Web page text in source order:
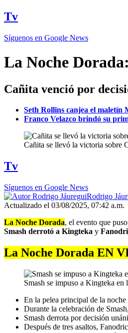
Tv
Síguenos en Google News
La Noche
Cañita venció por
Seth Rollins canjea el
Franco Velazco brindó su
Cañita se llevó la victoria sobre
Tv
Síguenos en Google News
Rodrigo
Actualizado el 03/08/2025, 07:42 a.m.
La Noche Dorada, el evento que
Smash derrotó a Kingteka y
La Noche Dorada EN
Smash se impuso a Kingteka
En la pelea principal de la
Durante la celebración de
Smash derrota por decisión
Después de tres asaltos,